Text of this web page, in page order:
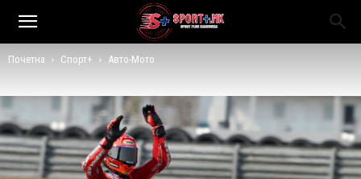
Почетна Спорт+ Авто-Мото